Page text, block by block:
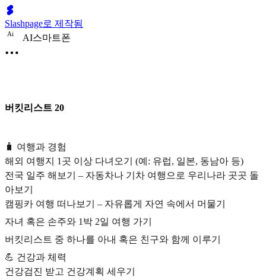
Slashpage로 제작됨
Ai AI스마트폰
버킷리스트 20
🧳 여행과 경험
해외 여행지 1곳 이상 다녀오기 (예: 유럽, 일본, 동남아 등)
전국 일주 해보기 – 자동차나 기차 여행으로 우리나라 곳곳 돌
아보기
캠핑카 여행 떠나보기 – 자유롭게 자연 속에서 머물기
자녀 혹은 손주와 1박 2일 여행 가기
버킷리스트 중 하나를 아내 혹은 친구와 함께 이루기
💪 건강과 체력
건강검진 받고 건강계획 세우기